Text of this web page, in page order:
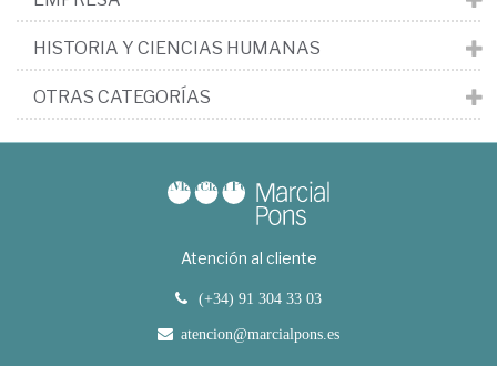
HISTORIA Y CIENCIAS HUMANAS
OTRAS CATEGORÍAS
Atención al cliente
(+34) 91 304 33 03
atencion@marcialpons.es